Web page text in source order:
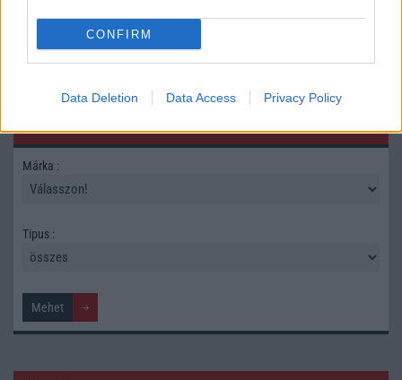
CONFIRM
Data Deletion Data Access Privacy Policy
Márka :
Tipus :